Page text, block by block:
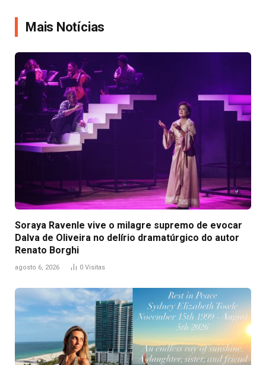
Mais Notícias
Soraya Ravenle vive o milagre supremo de evocar
Dalva de Oliveira no delírio dramatúrgico do autor
Renato Borghi
agosto 6, 2026 0 Visitas